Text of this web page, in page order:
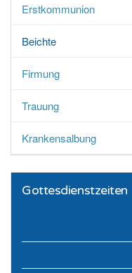
Erstkommunion
Beichte
Firmung
Trauung
Krankensalbung
Gottesdienstzeiten